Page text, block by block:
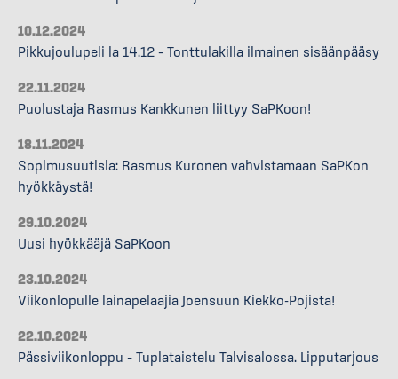
10.12.2024
Pikkujoulupeli la 14.12 – Tonttulakilla ilmainen sisäänpääsy
22.11.2024
Puolustaja Rasmus Kankkunen liittyy SaPKoon!
18.11.2024
Sopimusuutisia: Rasmus Kuronen vahvistamaan SaPKon
hyökkäystä!
29.10.2024
Uusi hyökkääjä SaPKoon
23.10.2024
Viikonlopulle lainapelaajia Joensuun Kiekko-Pojista!
22.10.2024
Pässiviikonloppu – Tuplataistelu Talvisalossa. Lipputarjous